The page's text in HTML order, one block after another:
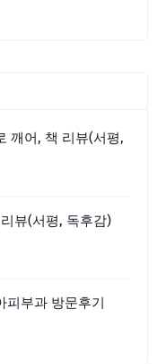
깨어, 책 리뷰(서평,
뷰(서평, 독후감)
피부과 방문후기